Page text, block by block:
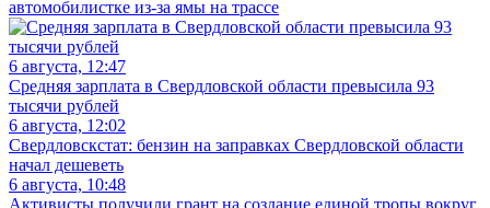
автомобилистке из-за ямы на трассе
6 августа, 12:47
Средняя зарплата в Свердловской области превысила 93
тысячи рублей
6 августа, 12:02
Свердловскстат: бензин на заправках Свердловской области
начал дешеветь
6 августа, 10:48
Активисты получили грант на создание единой тропы вокруг